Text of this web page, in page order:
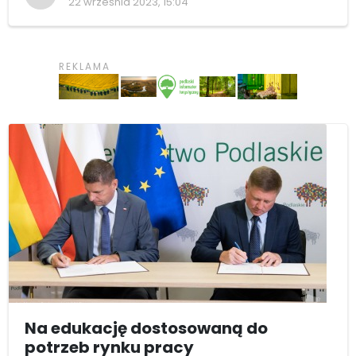
Na edukację dostosowaną do
potrzeb rynku pracy